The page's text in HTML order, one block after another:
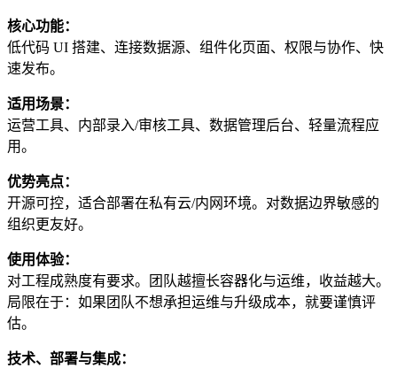
核心功能：
低代码 UI 搭建、连接数据源、组件化页面、权限与协作、快
速发布。
适用场景：
运营工具、内部录入/审核工具、数据管理后台、轻量流程应
用。
优势亮点：
开源可控，适合部署在私有云/内网环境。对数据边界敏感的
组织更友好。
使用体验：
对工程成熟度有要求。团队越擅长容器化与运维，收益越大。
局限在于：如果团队不想承担运维与升级成本，就要谨慎评
估。
技术、部署与集成：